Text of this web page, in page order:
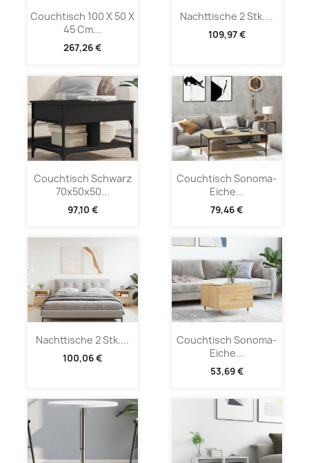
Couchtisch 100 X 50 X
45 Cm...
267,26 €
Nachttische 2 Stk....
109,97 €
Couchtisch Schwarz
70x50x50...
97,10 €
Couchtisch Sonoma-
Eiche...
79,46 €
Nachttische 2 Stk....
100,06 €
Couchtisch Sonoma-
Eiche...
53,69 €